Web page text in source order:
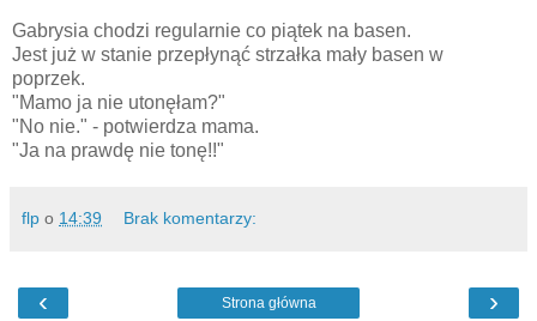
Gabrysia chodzi regularnie co piątek na basen.
Jest już w stanie przepłynąć strzałka mały basen w
poprzek.
"Mamo ja nie utonęłam?"
"No nie." - potwierdza mama.
"Ja na prawdę nie tonę!!"
flp o 14:39 Brak komentarzy:
‹ ›
Strona główna